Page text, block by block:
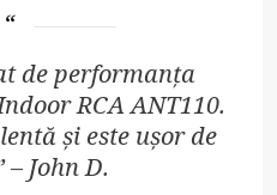
de performanța
RCA ANT110.
și este ușor de
John D.